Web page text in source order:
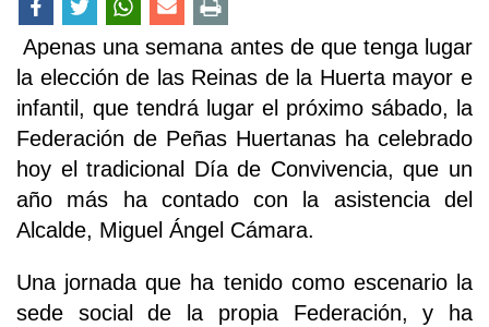
Apenas una semana antes de que tenga lugar
la elección de las Reinas de la Huerta mayor e
infantil, que tendrá lugar el próximo sábado, la
Federación de Peñas Huertanas ha celebrado
hoy el tradicional Día de Convivencia, que un
año más ha contado con la asistencia del
Alcalde, Miguel Ángel Cámara.
Una jornada que ha tenido como escenario la
sede social de la propia Federación, y ha